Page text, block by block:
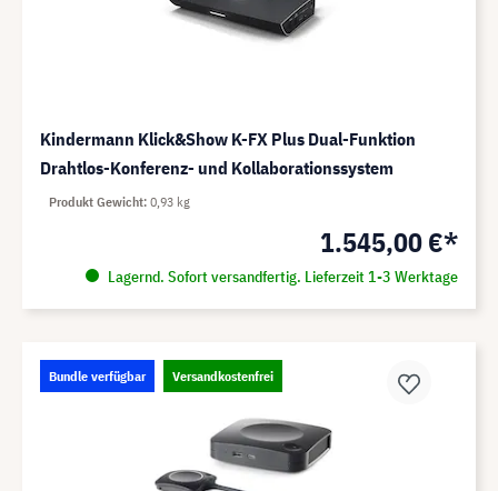
Kindermann Klick&Show K-FX Plus Dual-Funktion
Drahtlos-Konferenz- und Kollaborationssystem
1.545,00 €*
Lagernd. Sofort versandfertig. Lieferzeit 1-3 Werktage
Produkt Gewicht 0,93 kg
Bundle verfügbar Versandkostenfrei